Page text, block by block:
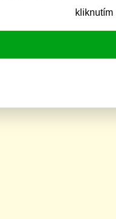
kliknutím